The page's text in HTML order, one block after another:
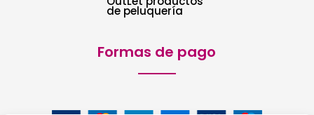
de peluquería
Formas de pago